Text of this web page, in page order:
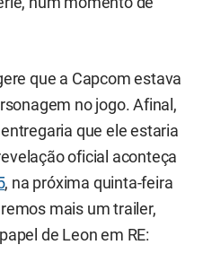
que a Capcom estava
no jogo. Afinal,
que ele estaria
oficial aconteça
, na próxima quinta-feira
mais um trailer,
de Leon em RE: